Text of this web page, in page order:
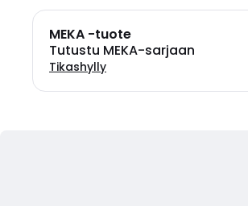
MEKA -tuote
Tutustu MEKA-sarjaan
Tikashylly